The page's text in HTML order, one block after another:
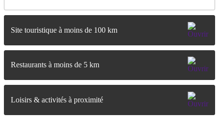
Site touristique à moins de 100 km
Restaurants à moins de 5 km
Loisirs & activités à proximité